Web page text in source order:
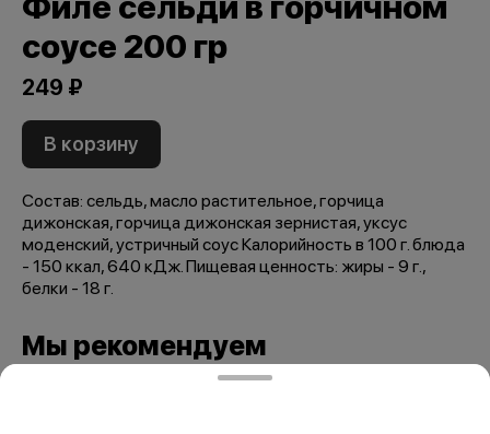
соусе 200 гр
249 ₽
В корзину
Состав: сельдь, масло растительное, горчица
дижонская, горчица дижонская зернистая, уксус
моденский, устричный соус Калорийность в 100 г. блюда
- 150 ккал, 640 кДж. Пищевая ценность: жиры - 9 г.,
белки - 18 г.
Мы рекомендуем